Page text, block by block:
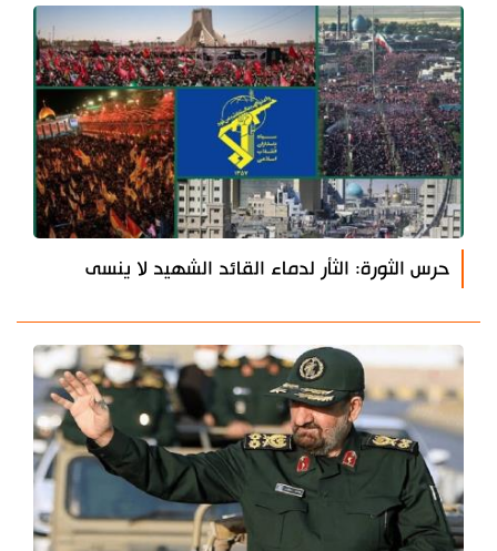
حرس الثورة: الثأر لدماء القائد الشهيد لا ينسى